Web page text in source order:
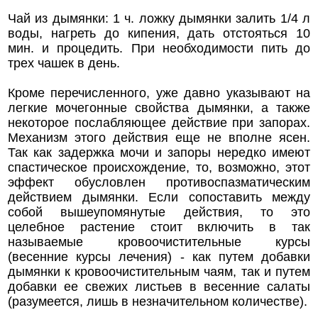
Чай из дымянки: 1 ч. ложку дымянки залить 1/4 л
воды, нагреть до кипения, дать отстояться 10
мин. и процедить. При необходимости пить до
трех чашек в день.
Кроме перечисленного, уже давно указывают на
легкие мочегонные свойства дымянки, а также
некоторое послабляющее действие при запорах.
Механизм этого действия еще не вполне ясен.
Так как задержка мочи и запоры нередко имеют
спастическое происхождение, то, возможно, этот
эффект обусловлен противоспазматическим
действием дымянки. Если сопоставить между
собой вышеупомянутые действия, то это
целебное растение стоит включить в так
называемые кровоочистительные курсы
(весенние курсы лечения) - как путем добавки
дымянки к кровоочистительным чаям, так и путем
добавки ее свежих листьев в весенние салаты
(разумеется, лишь в незначительном количестве).